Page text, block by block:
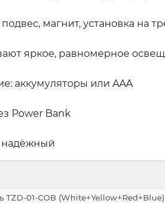
магнит, установка на
яркое, равномерное
аккумуляторы или AAA
Power Bank
надёжный
01-COB